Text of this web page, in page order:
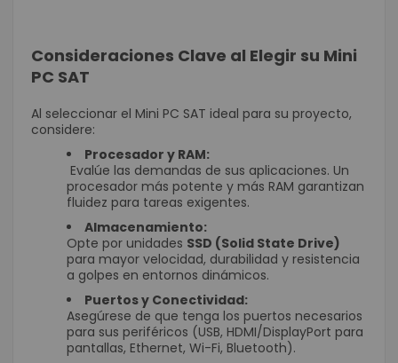
Consideraciones Clave al Elegir su Mini
PC SAT
Al seleccionar el Mini PC SAT ideal para su proyecto,
considere:
Procesador y RAM:
Evalúe las demandas de sus aplicaciones. Un
procesador más potente y más RAM garantizan
fluidez para tareas exigentes.
Almacenamiento:
Opte por unidades SSD (Solid State Drive)
para mayor velocidad, durabilidad y resistencia
a golpes en entornos dinámicos.
Puertos y Conectividad:
Asegúrese de que tenga los puertos necesarios
para sus periféricos (USB, HDMI/DisplayPort para
pantallas, Ethernet, Wi-Fi, Bluetooth).